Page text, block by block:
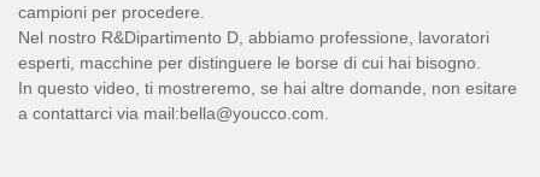
campioni per procedere.
Nel nostro R&Dipartimento D, abbiamo professione, lavoratori
esperti, macchine per distinguere le borse di cui hai bisogno.
In questo video, ti mostreremo, se hai altre domande, non esitare
a contattarci via mail:bella@youcco.com.